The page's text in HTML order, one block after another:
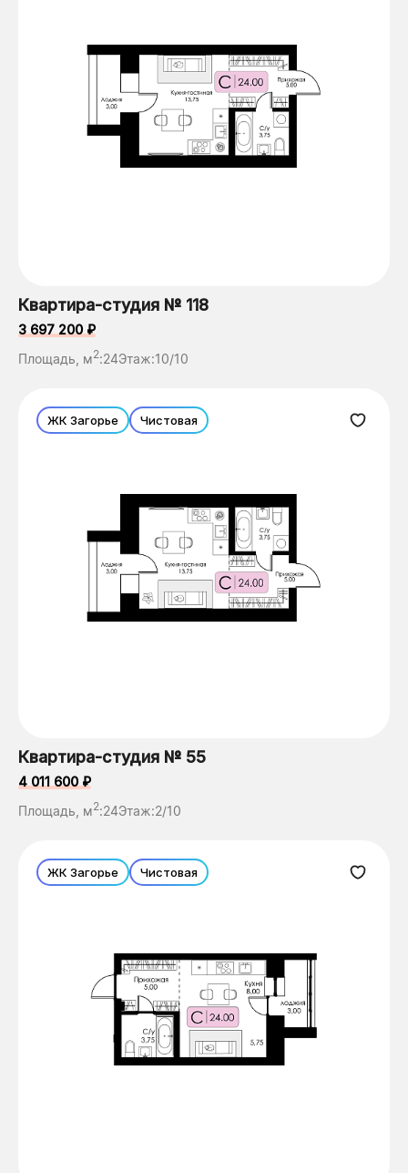
Квартира-студия № 118
3 697 200 ₽
Площадь, м2:24Этаж:10/10
ЖК Загорье Чистовая
Квартира-студия № 55
4 011 600 ₽
Площадь, м2:24Этаж:2/10
ЖК Загорье Чистовая